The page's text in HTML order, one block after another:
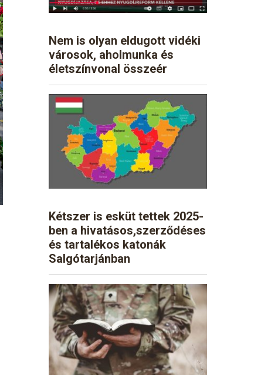
Nem is olyan eldugott vidéki
városok, aholmunka és
életszínvonal összeér
Kétszer is esküt tettek 2025-
ben a hivatásos,szerződéses
és tartalékos katonák
Salgótarjánban